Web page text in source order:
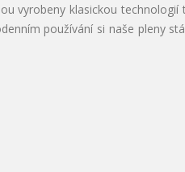
vyrobeny klasickou technologií
používání si naše pleny